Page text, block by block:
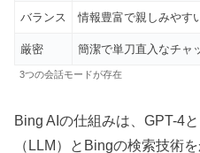
バランス 情報豊富で親しみやす
厳密 簡潔で単刀直入なチャ
3つの会話モードが存在
Bing AIの仕組みは、GPT-4
（LLM）とBingの検索技術